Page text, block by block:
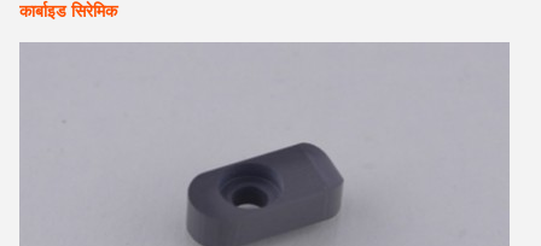
कार्बाइड सिरेमिक